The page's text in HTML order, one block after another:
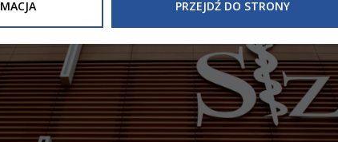
od Państwa żadnych dodatkowych działań.
PRZEJDŹ DO STRONY